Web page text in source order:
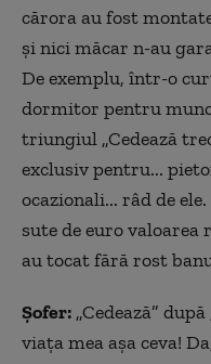
cărora au fost
și nici măcar n-au
De exemplu, într-o
dormitor pentru
triungiul „Cedează
exclusiv pentru...
ocazionali... râd de
sute de euro
au tocat fără rost
Șofer: „Cedează”
viața mea așa ceva!